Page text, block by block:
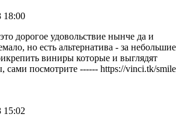
18:00
дорогое удовольствие нынче да и
но есть альтернатива - за небольшие
виниры которые и выглядят
сами посмотрите ------ https://vinci.tk/smile
15:02